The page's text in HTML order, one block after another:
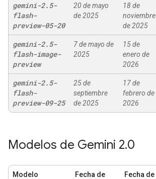
gemini-2.5-
flash-
preview-05-20
20 de mayo
de 2025
18 de
noviembre
de 2025
gemini-2.5-
flash-image-
preview
7 de mayo de
2025
15 de
enero de
2026
gemini-2.5-
flash-
preview-09-25
25 de
septiembre
de 2025
17 de
febrero de
2026
Modelos de Gemini 2.0
Modelo
Fecha de
Fecha de